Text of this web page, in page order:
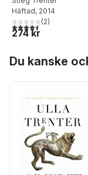
Häftad, 2014
4,5utav 5 stjärnor.
(2)
274 kr
Du kanske